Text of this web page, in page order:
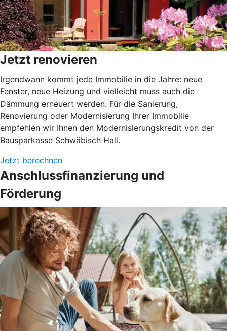
Jetzt renovieren
Irgendwann kommt jede Immobilie in die Jahre: neue
Fenster, neue Heizung und vielleicht muss auch die
Dämmung erneuert werden. Für die Sanierung,
Renovierung oder Modernisierung Ihrer Immobilie
empfehlen wir Ihnen den Modernisierungskredit von der
Bausparkasse Schwäbisch Hall.
Jetzt berechnen
Anschlussfinanzierung und
Förderung